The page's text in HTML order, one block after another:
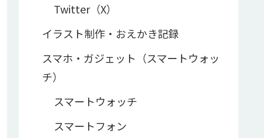
Twitter（X）
イラスト制作・おえかき記録
スマホ・ガジェット（スマートウォッ
チ）
スマートウォッチ
スマートフォン